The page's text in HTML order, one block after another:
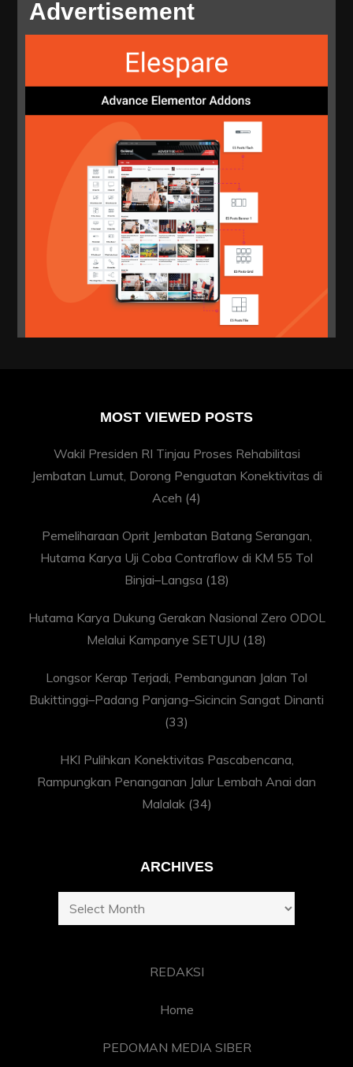
Advertisement
MOST VIEWED POSTS
Wakil Presiden RI Tinjau Proses Rehabilitasi
Jembatan Lumut, Dorong Penguatan Konektivitas di
Aceh (4)
Pemeliharaan Oprit Jembatan Batang Serangan,
Hutama Karya Uji Coba Contraflow di KM 55 Tol
Binjai–Langsa (18)
Hutama Karya Dukung Gerakan Nasional Zero ODOL
Melalui Kampanye SETUJU (18)
Longsor Kerap Terjadi, Pembangunan Jalan Tol
Bukittinggi–Padang Panjang–Sicincin Sangat Dinanti
(33)
HKI Pulihkan Konektivitas Pascabencana,
Rampungkan Penanganan Jalur Lembah Anai dan
Malalak (34)
ARCHIVES
Archives
REDAKSI
Home
PEDOMAN MEDIA SIBER